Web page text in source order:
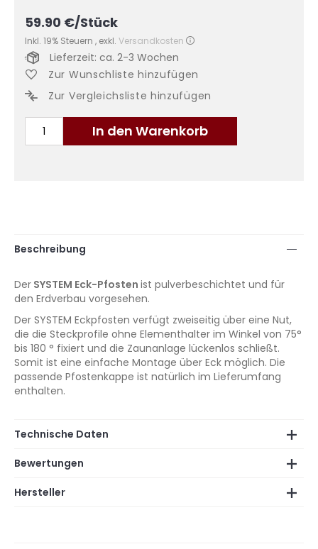
59.90 €/Stück
Inkl. 19% Steuern , exkl. Versandkosten
In den Warenkorb
Lieferzeit: ca. 2-3 Wochen
Zur Wunschliste hinzufügen
Zur Vergleichsliste hinzufügen
Beschreibung
Der SYSTEM Eck-Pfosten ist pulverbeschichtet und für
den Erdverbau vorgesehen.
Der SYSTEM Eckpfosten verfügt zweiseitig über eine Nut,
die die Steckprofile ohne Elementhalter im Winkel von 75°
bis 180 ° fixiert und die Zaunanlage lückenlos schließt.
Somit ist eine einfache Montage über Eck möglich. Die
passende Pfostenkappe ist natürlich im Lieferumfang
enthalten.
Technische Daten
Bewertungen
Hersteller